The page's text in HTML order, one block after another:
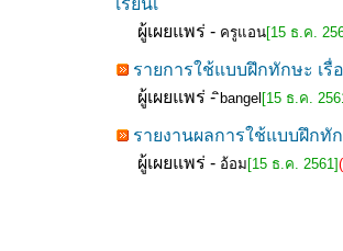
เรียนเ
ผู้เผยแพร่ - ครูแอน[15 ธ.ค.
รายการใช้แบบฝึกทักษะ เ
ผู้เผยแพร่ - ิbangel [15 ธ.ค.
รายงานผลการใช้แบบฝึก
ผู้เผยแพร่ - อ้อม [15 ธ.ค. 2561]